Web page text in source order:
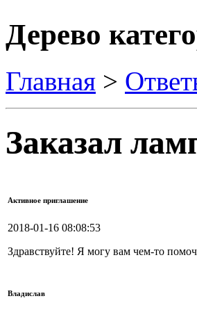
Дерево
Главная >
Заказал
Активное приглашение
2018-01-16 08:08:53
Здравствуйте! Я могу вам чем-то
Владислав